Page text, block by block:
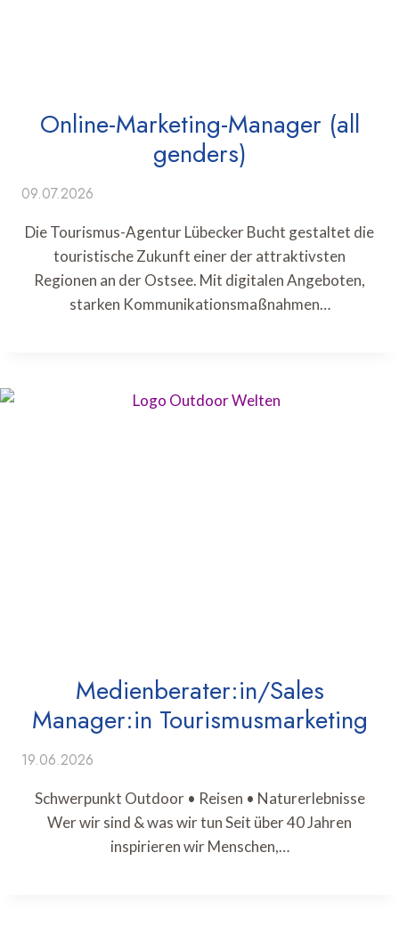
Online-Marketing-Manager (all
genders)
09.07.2026
Die Tourismus-Agentur Lübecker Bucht gestaltet die
touristische Zukunft einer der attraktivsten
Regionen an der Ostsee. Mit digitalen Angeboten,
starken Kommunikationsmaßnahmen…
Medienberater:in/Sales
Manager:in Tourismusmarketing
19.06.2026
Schwerpunkt Outdoor • Reisen • Naturerlebnisse
Wer wir sind & was wir tun Seit über 40 Jahren
inspirieren wir Menschen,…